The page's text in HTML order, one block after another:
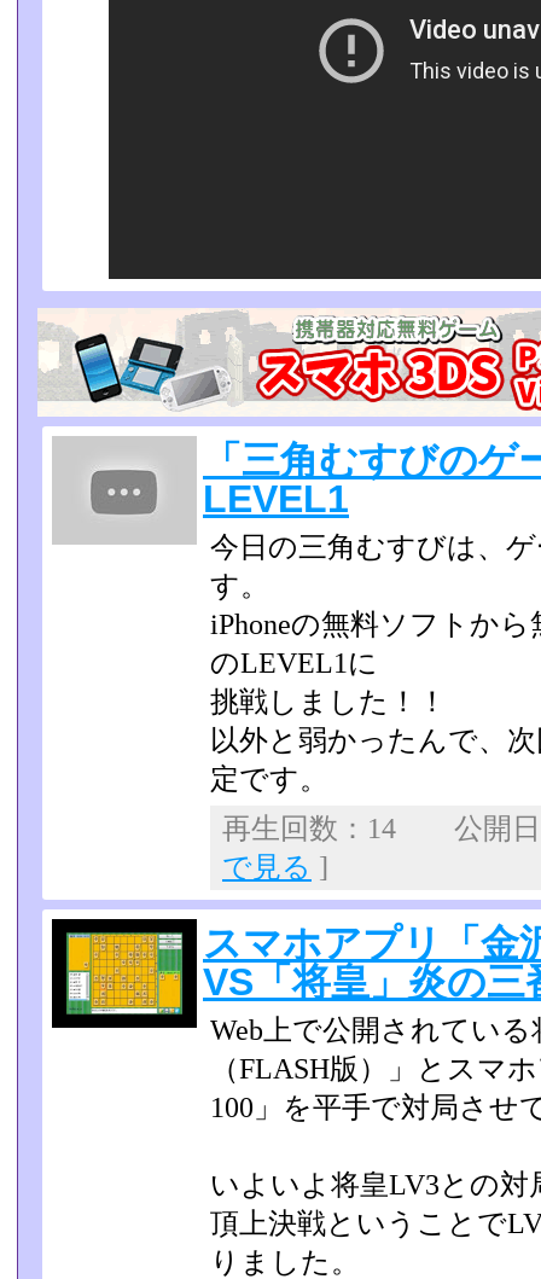
「三角むすびのゲ
LEVEL1
今日の三角むすびは、
す。
iPhoneの無料ソフトか
のLEVEL1に
挑戦しました！！
以外と弱かったんで、
定です。
再生回数：14 公開
で見る ]
スマホアプリ「金
VS「将皇」炎の三
Web上で公開されてい
（FLASH版）」とスマ
100」を平手で対局させ
いよいよ将皇LV3との対
頂上決戦ということで
りました。